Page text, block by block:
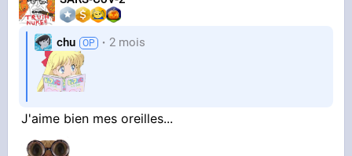
chu 2 mois
J'aime bien mes oreilles...